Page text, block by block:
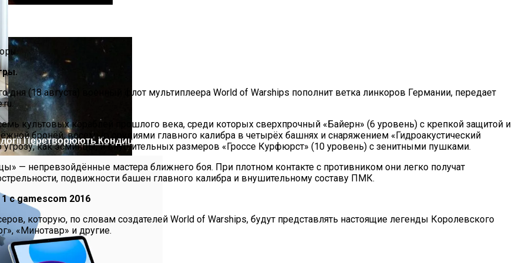
Вызванную Глобальным Потеплением
Перетворюють Кондиціонери На Зелених Та Економічних Героїв
дня (18 августа) военный флот мультиплеера World of Warships пополнит ветка линкоров Германии, передает
культовых кораблей прошлого века, среди которых сверхпрочный «Байерн» (6 уровень) с крепкой защитой и
бронёй, восемью орудиями главного калибра в четырёх башнях и снаряжением «Гидроакустический
как эсминцы, и внушительных размеров «Гроссе Курфюрст» (10 уровень) с зенитными пушками.
— непревзойдённые мастера ближнего боя. При плотном контакте с противником они легко получат
подвижности башен главного калибра и внушительному составу ПМК.
с gamescom 2016
которую, по словам создателей World of Warships, будут представлять настоящие легенды Королевского
«Минотавр» и другие.